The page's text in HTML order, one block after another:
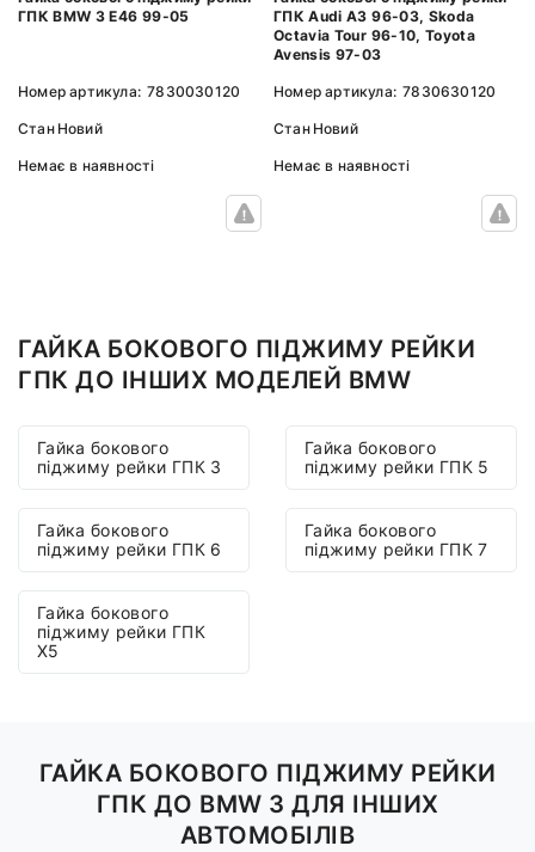
ГПК BMW 3 E46 99-05
Номер артикула: 7830030120
Стан Новий
Немає в наявності
ГПК Audi A3 96-03, Skoda
Octavia Tour 96-10, Toyota
Avensis 97-03
Номер артикула: 7830630120
Стан Новий
Немає в наявності
ГАЙКА БОКОВОГО ПІДЖИМУ РЕЙКИ
ГПК ДО ІНШИХ МОДЕЛЕЙ BMW
Гайка бокового
піджиму рейки ГПК 3
Гайка бокового
піджиму рейки ГПК 5
Гайка бокового
піджиму рейки ГПК 6
Гайка бокового
піджиму рейки ГПК 7
Гайка бокового
піджиму рейки ГПК
X5
ГАЙКА БОКОВОГО ПІДЖИМУ РЕЙКИ
ГПК ДО BMW 3 ДЛЯ ІНШИХ
АВТОМОБІЛІВ